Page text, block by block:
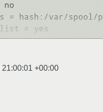
= hash:/var/
= yes
+00:00